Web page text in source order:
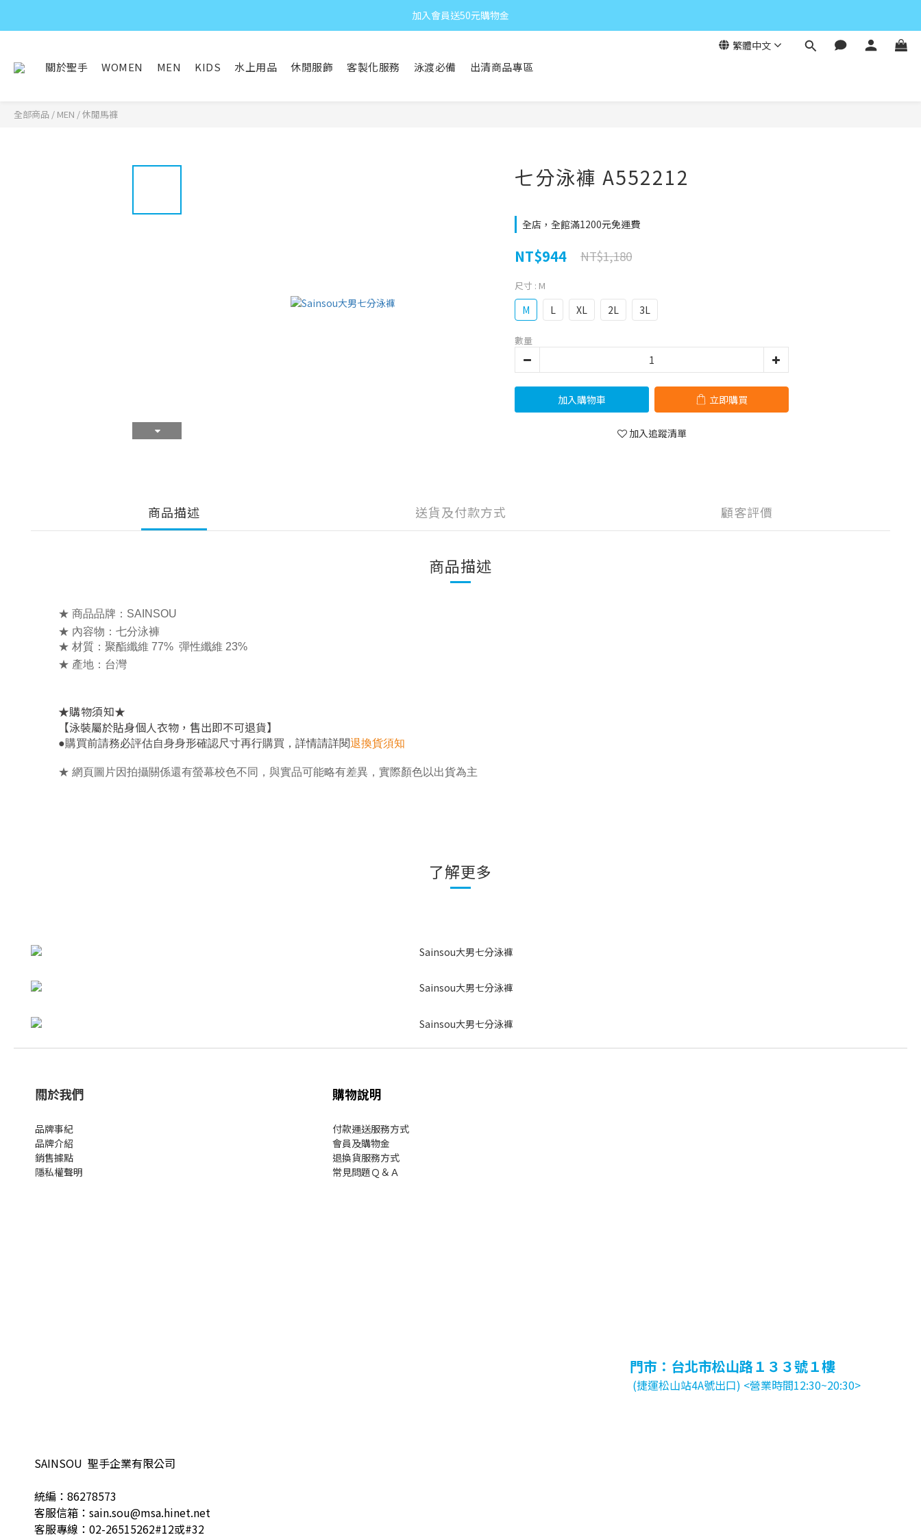
加入會員送50元購物金
繁體中文
關於聖手 WOMEN MEN KIDS 水上用品 休閒服飾 客製化服務 泳渡必備 出清商品專區
全部商品 / MEN /休閒馬褲
七分泳褲 A552212
全店，全館滿1200元免運費
NT$944 NT$1,180
尺寸 : M
M L XL 2L 3L
數量
加入購物車 立即購買
加入追蹤清單
商品描述 送貨及付款方式 顧客評價
商品描述
★ 商品品牌：SAINSOU
★ 內容物：七分泳褲
★ 材質： 聚酯纖維 77% 彈性纖維 23%
★ 產地：台灣
★購物須知★
【泳裝屬於貼身個人衣物，售出即不可退貨】
●購買前請務必評估自身身形確認尺寸再行購買 ， 詳情請詳閱退換貨須知
★ 網頁圖片因拍攝關係還有螢幕校色不同，與實品可能略有差異，實際顏色以出貨為主
了解更多
關於我們
品牌事紀
品牌介紹
銷售據點
隱私權聲明
購物說明
付款運送服務方式
會員及購物金
退換貨服務方式
常見問題Ｑ＆Ａ
門市：台北市松山路１３３號１樓
(捷運松山站4A號出口) <營業時間12:30~20:30>
SAINSOU 聖手企業有限公司
統編：86278573
客服信箱：sain.sou@msa.hinet.net
客服專線：02-26515262#12或#32